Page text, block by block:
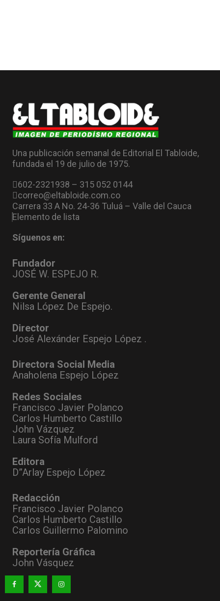
Una publicación semanal de Editorial El Tabloide,
fundada el 19 de julio de 1975.
602-2321938 – 315 052 0144
correo@eltabloide.com.co
Carrera 33 A No. 24-36 Tuluá – Valle del Cauca
Elemento de lista
Síguenos en:
Fundador
JOSÉ W. ESPEJO R.
Gerente General
Nilsa López De Espejo.
Director
José Alexánder Espejo López .
Directora Social Media
Anaholena Espejo López
Redes Sociales
Francisco Javier Polanco
Carlos Humberto Castillo
John Vázquez
Laura Sofía Mulford
Editora
D”Arlay Espejo López
Redacción
Francisco Javier Polanco
Carlos Humberto Castillo
Carlos Guillermo Palomino
Reportería Gráfica
John Vásquez